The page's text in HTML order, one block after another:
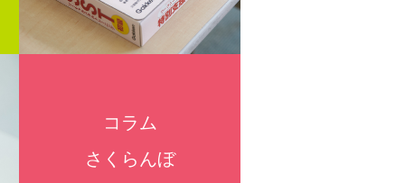
コラム
さくらんぼ